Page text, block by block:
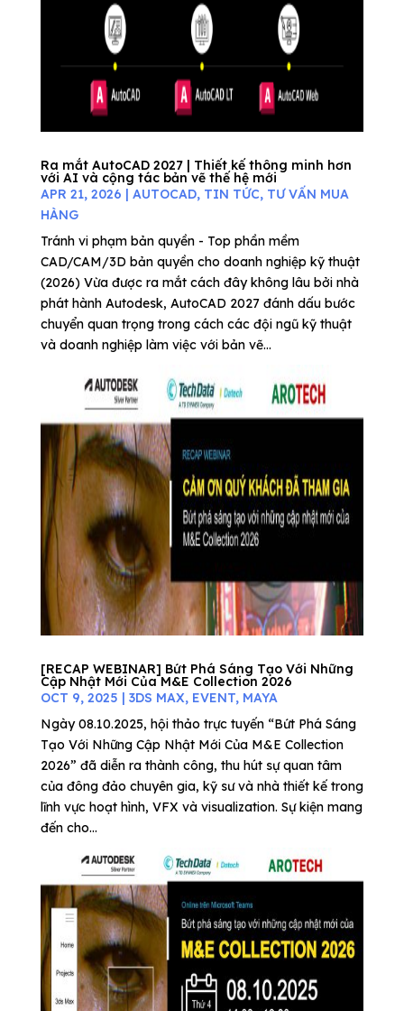
Ra mắt AutoCAD 2027 | Thiết kế thông minh hơn
với AI và cộng tác bản vẽ thế hệ mới
APR 21, 2026 | AUTOCAD, TIN TỨC, TƯ VẤN MUA
HÀNG
Tránh vi phạm bản quyền - Top phần mềm
CAD/CAM/3D bản quyền cho doanh nghiệp kỹ thuật
(2026) Vừa được ra mắt cách đây không lâu bởi nhà
phát hành Autodesk, AutoCAD 2027 đánh dấu bước
chuyển quan trọng trong cách các đội ngũ kỹ thuật
và doanh nghiệp làm việc với bản vẽ...
[RECAP WEBINAR] Bứt Phá Sáng Tạo Với Những
Cập Nhật Mới Của M&E Collection 2026
OCT 9, 2025 | 3DS MAX, EVENT, MAYA
Ngày 08.10.2025, hội thảo trực tuyến “Bứt Phá Sáng
Tạo Với Những Cập Nhật Mới Của M&E Collection
2026” đã diễn ra thành công, thu hút sự quan tâm
của đông đảo chuyên gia, kỹ sư và nhà thiết kế trong
lĩnh vực hoạt hình, VFX và visualization. Sự kiện mang
đến cho...